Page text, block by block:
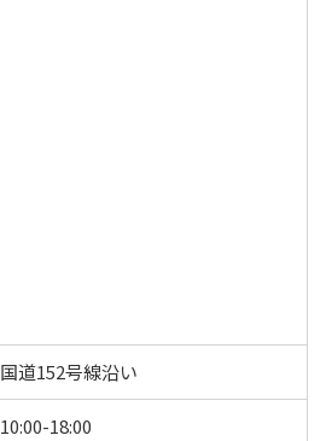
国道152号線沿い
10:00-18:00